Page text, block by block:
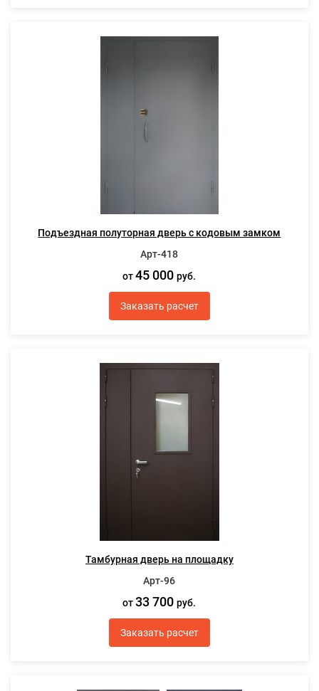
Подъездная полуторная дверь с кодовым замком
Арт-418
от45 000руб.
Заказать расчет
Тамбурная дверь на площадку
Арт-96
от33 700руб.
Заказать расчет